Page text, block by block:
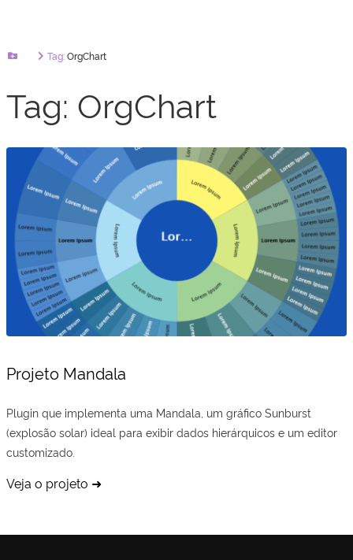
Botão Menu
Tag:OrgChart
Tag: OrgChart
Projeto Mandala
Plugin que implementa uma Mandala, um gráfico Sunburst
(explosão solar) ideal para exibir dados hierárquicos e um editor
customizado.
Veja o projeto ➜